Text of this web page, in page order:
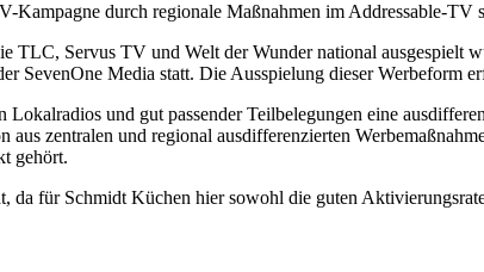
Kampagne durch regionale Maßnahmen im Addressable-
TLC, Servus TV und Welt der Wunder national
SevenOne Media statt. Die Ausspielung dieser Werbeform
und gut passender Teilbelegungen eine
aus zentralen und regional ausdifferenzierten
gehört.
da für Schmidt Küchen hier sowohl die guten